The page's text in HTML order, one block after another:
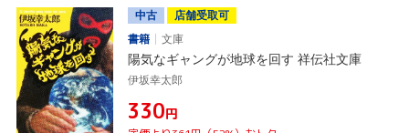
中古
店舗受取可
書籍
文庫
陽気なギャングが地球を回す 祥伝社文庫
伊坂幸太郎
¥330円